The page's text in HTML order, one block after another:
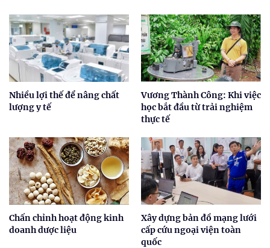
Nhiều lợi thế để nâng chất
lượng y tế
Vương Thành Công: Khi việc
học bắt đầu từ trải nghiệm
thực tế
Chấn chỉnh hoạt động kinh
doanh dược liệu
Xây dựng bản đồ mạng lưới
cấp cứu ngoại viện toàn
quốc